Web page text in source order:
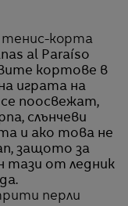
тенис-корта
al Paraíso
кортове в
играта на
поосвежат,
слънчеви
и ако това не
защото за
тази от ледник
перли